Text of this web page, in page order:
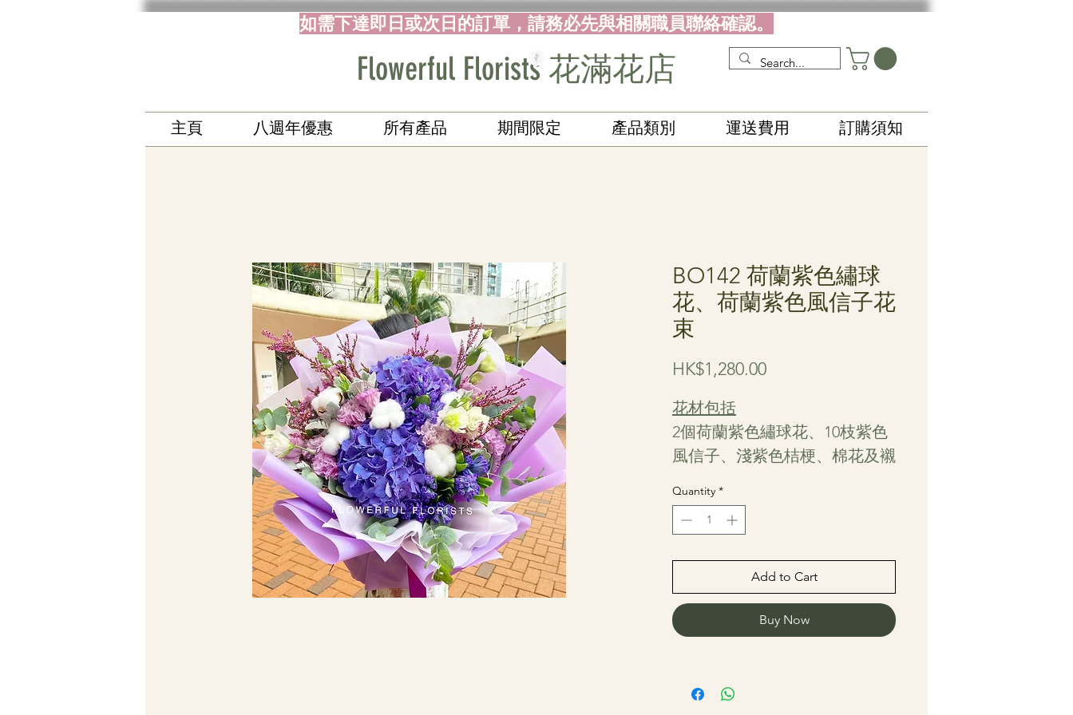
如需下達即日或次日的訂單，請務必先與相關職員聯絡確認。
Flowerful Florists 花滿花店
主頁 八週年優惠 所有產品 期間限定 產品類別 運送費用 訂購須知
BO142 荷蘭紫色繡球
花、荷蘭紫色風信子花
束
HK$1,280.00Price
花材包括
2個荷蘭紫色繡球花、10枝紫色
風信子、淺紫色桔梗、棉花及襯
Quantity *
Add to Cart
Buy Now